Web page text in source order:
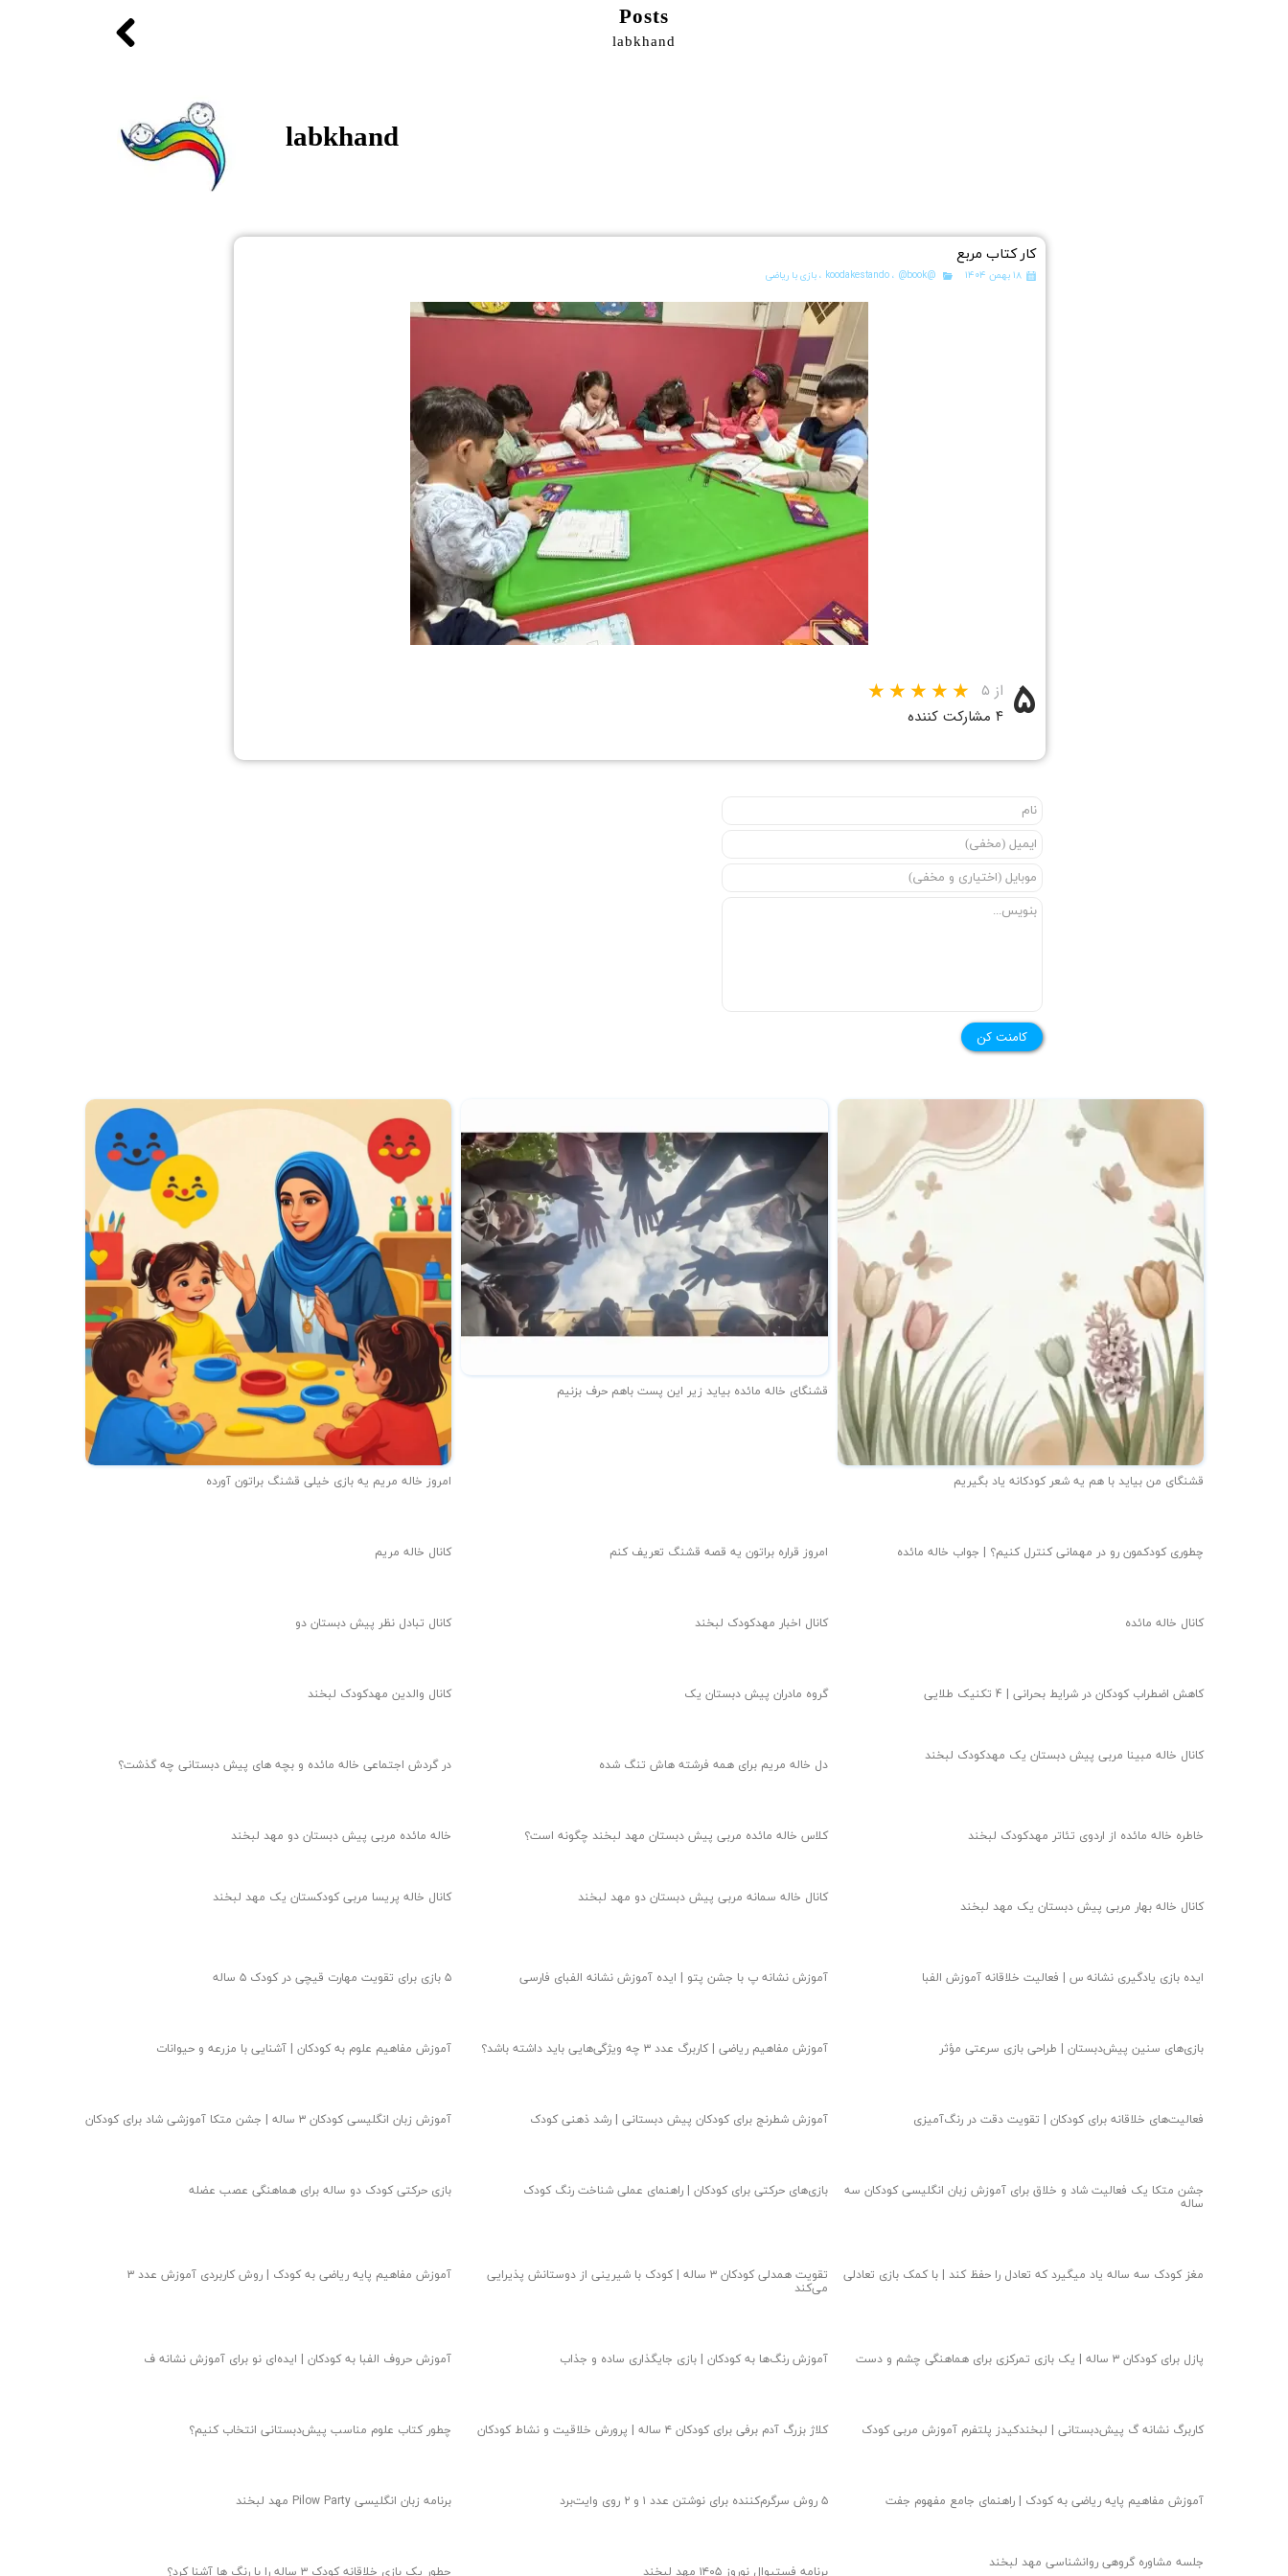
Posts
labkhand
labkhand
کار کتاب مربع
۱۸ بهمن ۱۴۰۴ @koodakestando ، @book ،بازی با ریاضی
۵ از ۵
۴ مشارکت کننده
کامنت کن
قشنگای من بيايد با هم یه شعر کودکانه ياد بگیریم
قشنگای خاله مائده بیاید زیر این پست باهم حرف بزنیم
امروز خاله مریم یه بازی خیلی قشنگ براتون آورده
چطوری کودکمون رو در مهمانی کنترل کنیم؟ | جواب خاله مائده امروز قراره براتون یه قصه قشنگ تعریف کنم کانال خاله مریم
کانال خاله مائده کانال اخبار مهدکودک لبخند کانال تبادل نظر پیش دبستان دو
کاهش اضطراب کودکان در شرایط بحرانی | 4 تکنیک طلایی گروه مادران پیش دبستان یک کانال والدین مهدکودک لبخند
کانال خاله مبینا مربی پیش دبستان یک مهدکودک لبخند دل خاله مریم برای همه فرشته هاش تنگ شده در گردش اجتماعی خاله مائده و بچه های پیش دبستانی چه گذشت؟
خاطره خاله مائده از اردوی تئاتر مهدکودک لبخند کلاس خاله مائده مربی پیش دبستان مهد لبخند چگونه است؟ خاله مائده مربی پیش دبستان دو مهد لبخند
کانال خاله بهار مربی پیش دبستان یک مهد لبخند کانال خاله سمانه مربی پیش دبستان دو مهد لبخند کانال خاله پریسا مربی کودکستان یک مهد لبخند
ایده بازی یادگیری نشانه س | فعالیت خلاقانه آموزش الفبا آموزش نشانه پ با جشن پتو | ایده آموزش نشانه الفبای فارسی ۵ بازی برای تقویت مهارت قیچی در کودک ۵ ساله
بازی‌های سنین پیش‌دبستان | طراحی بازی سرعتی مؤثر آموزش مفاهیم ریاضی | کاربرگ عدد ۳ چه ویژگی‌هایی باید داشته باشد؟ آموزش مفاهیم علوم به کودکان | آشنایی با مزرعه و حیوانات
فعالیت‌های خلاقانه برای کودکان | تقویت دقت در رنگ‌آمیزی آموزش شطرنج برای کودکان پیش دبستانی | رشد ذهنی کودک آموزش زبان انگلیسی کودکان ۳ ساله | جشن متکا‌ آموزشی شاد برای کودکان
جشن متکا یک فعالیت شاد و خلاق برای آموزش زبان انگلیسی کودکان سه
ساله
بازی‌های حرکتی برای کودکان | راهنمای عملی شناخت رنگ کودک بازی حرکتی کودک دو ساله برای هماهنگی عصب عضله
مغز کودک سه ساله یاد میگیرد که تعادل را حفظ کند | با کمک بازی تعادلی تقویت همدلی کودکان ۳ ساله | کودک با شیرینی از دوستانش پذیرایی
می‌کند
آموزش مفاهیم پایه ریاضی به کودک | روش کاربردی آموزش عدد ۳
پازل برای کودکان ۳ ساله | یک بازی تمرکزی برای هماهنگی چشم و دست آموزش رنگ‌ها به کودکان | بازی جایگذاری ساده و جذاب آموزش حروف الفبا به کودکان | ایده‌ای نو‌ برای آموزش نشانه ف
کاربرگ نشانه گ پیش‌دبستانی | لبخندکیدز پلتفرم آموزش مربی کودک کلاژ بزرگ آدم برفی برای کودکان ۴ ساله | پرورش خلاقیت و نشاط کودکان چطور کتاب علوم مناسب پیش‌دبستانی انتخاب کنیم؟
آموزش مفاهیم پایه ریاضی به کودک | راهنمای جامع مفهوم جفت ۵ روش سرگرم‌کننده برای نوشتن عدد ۱ و ۲ روی وایت‌برد برنامه زبان انگلیسی Pilow Party مهد لبخند
جلسه مشاوره گروهی روانشناسی مهد لبخند برنامه فستیوال نوروز ۱۴۰۵ مهد لبخند چطور یک بازی خلاقانه کودک ۳ ساله را با رنگ ها آشنا کرد؟